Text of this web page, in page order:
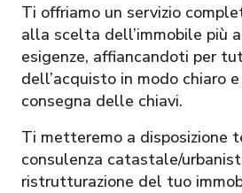
Ti offriamo un servizio
alla scelta dell’immobile più
esigenze, affiancandoti per
dell’acquisto in modo chiaro
consegna delle chiavi.
Ti metteremo a disposizione
consulenza catastale/
ristrutturazione del tuo